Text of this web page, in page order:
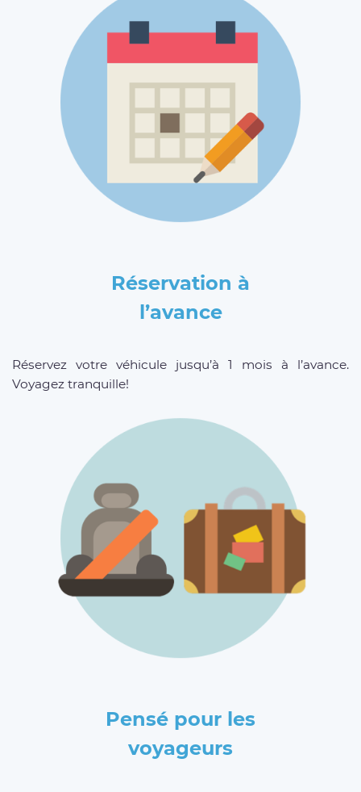
Réservation à
l’avance
Réservez votre véhicule jusqu’à 1 mois à l’avance.
Voyagez tranquille!
Pensé pour les
voyageurs